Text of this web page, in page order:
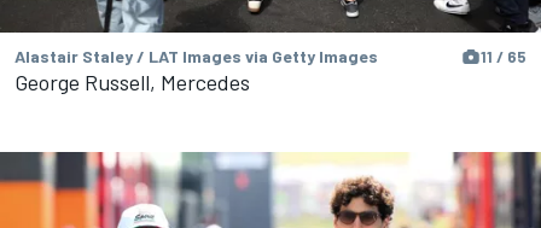
Alastair Staley / LAT Images via Getty Images 11 / 65
George Russell, Mercedes